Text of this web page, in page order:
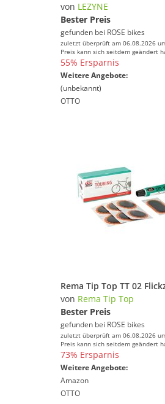
von LEZYNE
Bester Preis
gefunden bei ROSE bikes
zuletzt überprüft am 06.08.2026
Preis kann sich seitdem geändert
55% Ersparnis
Weitere Angebote:
(unbekannt)
OTTO
von Rema Tip Top
Bester Preis
gefunden bei ROSE bikes
zuletzt überprüft am 06.08.2026
Preis kann sich seitdem geändert
73% Ersparnis
Weitere Angebote:
Amazon
OTTO